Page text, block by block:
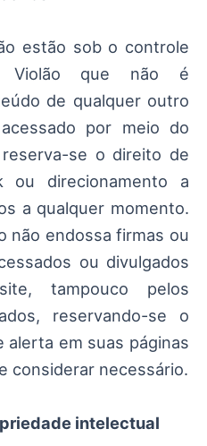
estão sob o controle
Violão que não é
de qualquer outro
por meio do
se o direito de
ou direcionamento a
a qualquer momento.
não endossa firmas ou
ou divulgados
tampouco pelos
reservando-se o
em suas páginas
considerar necessário.
intelectual